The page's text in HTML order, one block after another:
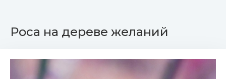
Роса на дереве желаний